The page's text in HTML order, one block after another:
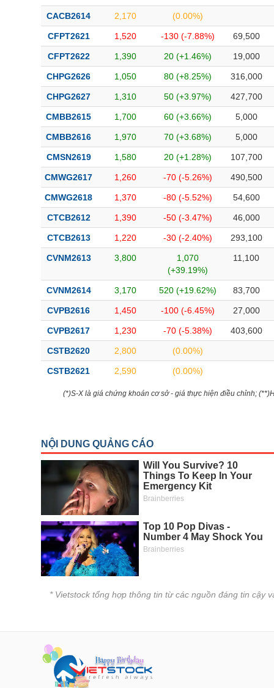
CACB2614 2,170 (0.00%)
CFPT2621 1,520 -130 (-7.88%) 69,500
CFPT2622 1,390 20 (+1.46%) 19,000
CHPG2626 1,050 80 (+8.25%) 316,000
CHPG2627 1,310 50 (+3.97%) 427,700
CMBB2615 1,700 60 (+3.66%) 5,000
CMBB2616 1,970 70 (+3.68%) 5,000
CMSN2619 1,580 20 (+1.28%) 107,700
CMWG2617 1,260 -70 (-5.26%) 490,500
CMWG2618 1,370 -80 (-5.52%) 54,600
CTCB2612 1,390 -50 (-3.47%) 46,000
CTCB2613 1,220 -30 (-2.40%) 293,100
CVNM2613 3,800
1,070
(+39.19%)
11,100
CVNM2614 3,170 520 (+19.62%) 83,700
CVPB2616 1,450 -100 (-6.45%) 27,000
CVPB2617 1,230 -70 (-5.38%) 403,600
CSTB2620 2,800 (0.00%)
CSTB2621 2,590 (0.00%)
(*)S-X là giá chứng khoán cơ sở - giá thực hiện điều chỉnh;
* Vietstock tổng hợp thông tin từ các nguồn đáng tin cậy